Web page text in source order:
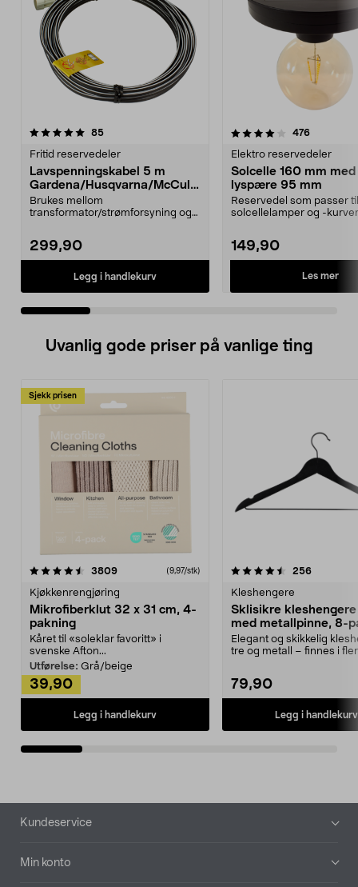
85anmeldelser
Fritid reservedeler
Lavspenningskabel 5 m
Gardena/Husqvarna/McCullo
ch/Flymo
Brukes mellom
transformator/strømforsyning og
299,90
Legg i handlekurv
4.0 av 5 stjerner 476
Elektro reservedeler
Solcelle 160 mm med
lyspære 95 mm
Reservedel som passer
solcellelamper og -
149,90
Les mer
4.5 av 5 stjerner
Uvanlig gode priser på vanlige ting
Sjekk prisen
3809anmeldelser(9,97/stk)
Kjøkkenrengjøring
Mikrofiberklut 32 x 31 cm, 4-
pakning
Kåret til «soleklar favoritt» i
svenske Afton...
Utførelse: Grå/beige
39,90
Legg i handlekurv
4.5av 5 stjerner 256
Kleshengere
Sklisikre
med metallpinne, 8-
Elegant og skikkelig
tre og metall – finnes i
79,90
Legg i handlekurv
4.5av 5 stjerner
Bunntekst
Kundeservice
Min konto